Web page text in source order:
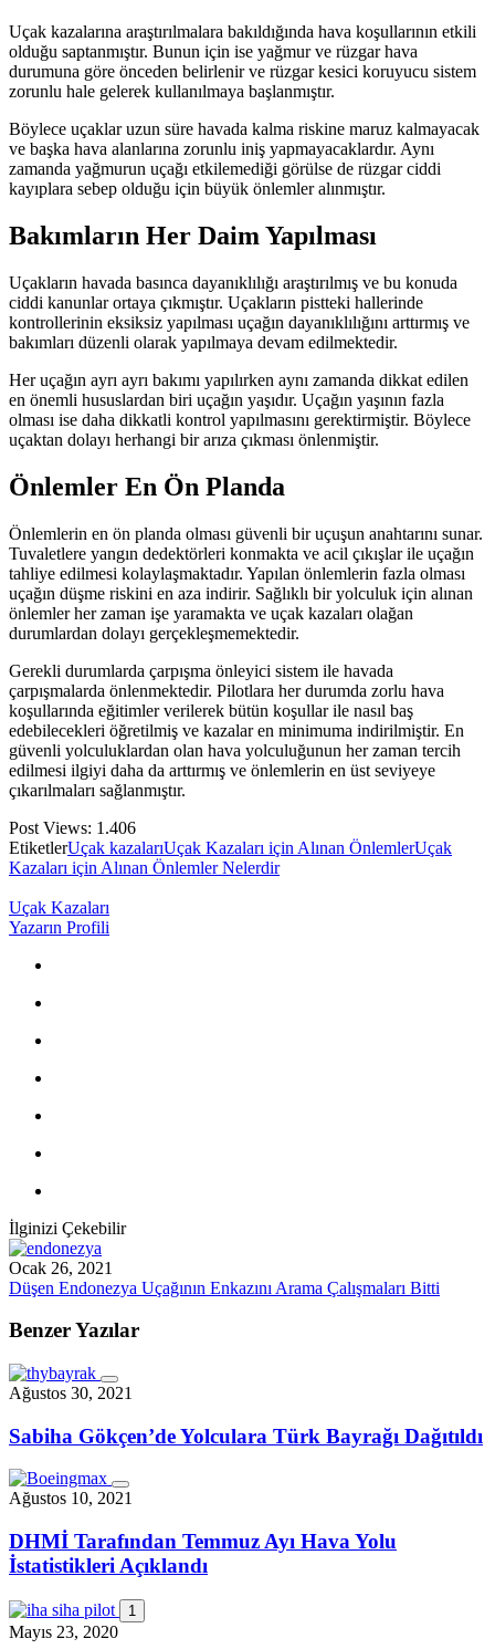
Uçak kazalarına araştırılmalara bakıldığında hava koşullarının etkili
olduğu saptanmıştır. Bunun için ise yağmur ve rüzgar hava
durumuna göre önceden belirlenir ve rüzgar kesici koruyucu sistem
zorunlu hale gelerek kullanılmaya başlanmıştır.
Böylece uçaklar uzun süre havada kalma riskine maruz kalmayacak
ve başka hava alanlarına zorunlu iniş yapmayacaklardır. Aynı
zamanda yağmurun uçağı etkilemediği görülse de rüzgar ciddi
kayıplara sebep olduğu için büyük önlemler alınmıştır.
Bakımların Her Daim Yapılması
Uçakların havada basınca dayanıklılığı araştırılmış ve bu konuda
ciddi kanunlar ortaya çıkmıştır. Uçakların pistteki hallerinde
kontrollerinin eksiksiz yapılması uçağın dayanıklılığını arttırmış ve
bakımları düzenli olarak yapılmaya devam edilmektedir.
Her uçağın ayrı ayrı bakımı yapılırken aynı zamanda dikkat edilen
en önemli hususlardan biri uçağın yaşıdır. Uçağın yaşının fazla
olması ise daha dikkatli kontrol yapılmasını gerektirmiştir. Böylece
uçaktan dolayı herhangi bir arıza çıkması önlenmiştir.
Önlemler En Ön Planda
Önlemlerin en ön planda olması güvenli bir uçuşun anahtarını sunar.
Tuvaletlere yangın dedektörleri konmakta ve acil çıkışlar ile uçağın
tahliye edilmesi kolaylaşmaktadır. Yapılan önlemlerin fazla olması
uçağın düşme riskini en aza indirir. Sağlıklı bir yolculuk için alınan
önlemler her zaman işe yaramakta ve uçak kazaları olağan
durumlardan dolayı gerçekleşmemektedir.
Gerekli durumlarda çarpışma önleyici sistem ile havada
çarpışmalarda önlenmektedir. Pilotlara her durumda zorlu hava
koşullarında eğitimler verilerek bütün koşullar ile nasıl baş
edebilecekleri öğretilmiş ve kazalar en minimuma indirilmiştir. En
güvenli yolculuklardan olan hava yolculuğunun her zaman tercih
edilmesi ilgiyi daha da arttırmış ve önlemlerin en üst seviyeye
çıkarılmaları sağlanmıştır.
Post Views: 1.406
EtiketlerUçak kazalarıUçak Kazaları için Alınan ÖnlemlerUçak
Kazaları için Alınan Önlemler Nelerdir
Uçak Kazaları
Yazarın Profili
İlginizi Çekebilir
Ocak 26, 2021
Düşen Endonezya Uçağının Enkazını Arama Çalışmaları Bitti
Benzer Yazılar
Ağustos 30, 2021
Sabiha Gökçen’de Yolculara Türk Bayrağı Dağıtıldı
Ağustos 10, 2021
DHMİ Tarafından Temmuz Ayı Hava Yolu
İstatistikleri Açıklandı
1
Mayıs 23, 2020